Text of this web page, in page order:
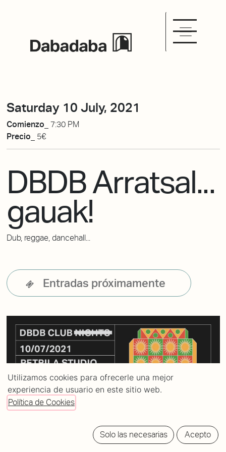
Saturday 10 July, 2021
Comienzo_ 7:30 PM
Precio_ 5€
DBDB Arratsal...
gauak!
Dub, reggae, dancehall...
Entradas próximamente
Utilizamos cookies para ofrecerle una mejor
experiencia de usuario en este sitio web.
Política de Cookies
Solo las necesarias Acepto